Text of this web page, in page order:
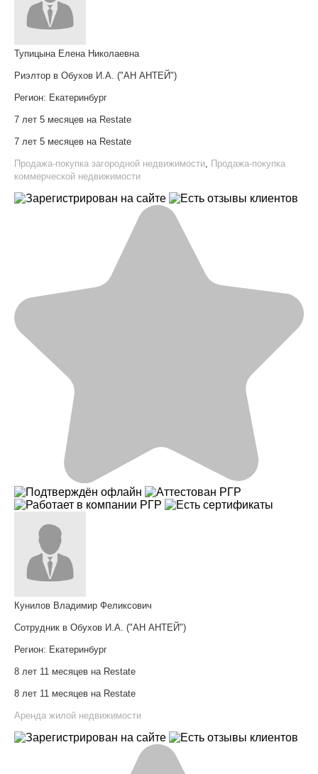
Тупицына Елена Николаевна
Риэлтор в Обухов И.А. ("АН АНТЕЙ")
Регион: Екатеринбург
7 лет 5 месяцев на Restate
7 лет 5 месяцев на Restate
Продажа-покупка загородной недвижимости Продажа-покупка
коммерческой недвижимости
Кунилов Владимир Феликсович
Сотрудник в Обухов И.А. ("АН АНТЕЙ")
Регион: Екатеринбург
8 лет 11 месяцев на Restate
8 лет 11 месяцев на Restate
Аренда жилой недвижимости